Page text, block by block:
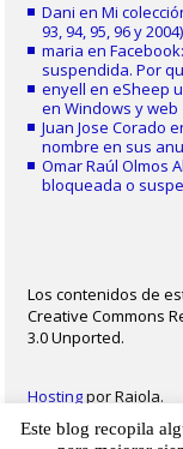
Dani enMi
93, 94, 95, 96 y 2004)
maria en
suspendida. Por
enyell eneSheep
en Windows y web
Juan Jose Corado
nombre en sus
Omar Raúl Olmos
bloqueada o
Los contenidos de
Creative Commons
3.0 Unported.
Hostingpor Raiola.
2023 - Christian Delgado
Este blog recopila